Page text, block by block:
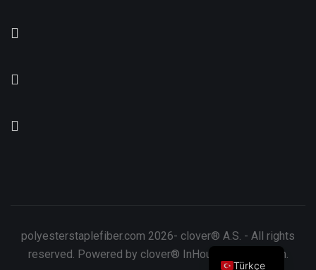
polyesterstaplefiber.com 2026- clover® A.S. - All rights
reserved. Powered by clover® InHouseDesignTeam.
Türkçe